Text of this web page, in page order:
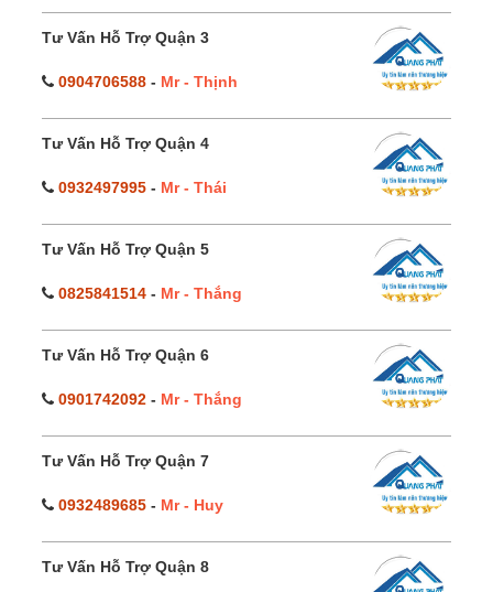
Tư Vấn Hỗ Trợ Quận 3
0904706588 - Mr - Thịnh
Tư Vấn Hỗ Trợ Quận 4
0932497995 - Mr - Thái
Tư Vấn Hỗ Trợ Quận 5
0825841514 - Mr - Thắng
Tư Vấn Hỗ Trợ Quận 6
0901742092 - Mr - Thắng
Tư Vấn Hỗ Trợ Quận 7
0932489685 - Mr - Huy
Tư Vấn Hỗ Trợ Quận 8